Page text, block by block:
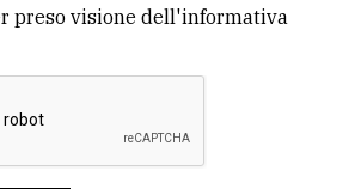
preso visione dell'informativa